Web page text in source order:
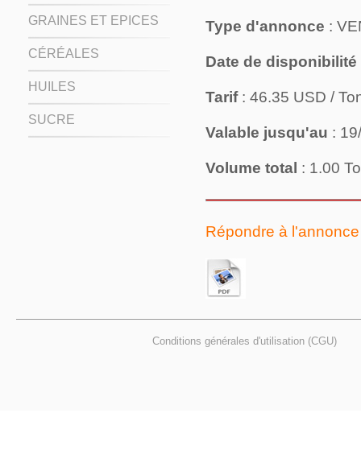
GRAINES ET EPICES
CÉRÉALES
HUILES
SUCRE
Type d'annonce :
Date de disponibilité
Tarif: 46.35 USD /
Valable jusqu'au :
Volume total : 1.00
Répondre à l'annonce
Conditions générales d'utilisation (CGU)